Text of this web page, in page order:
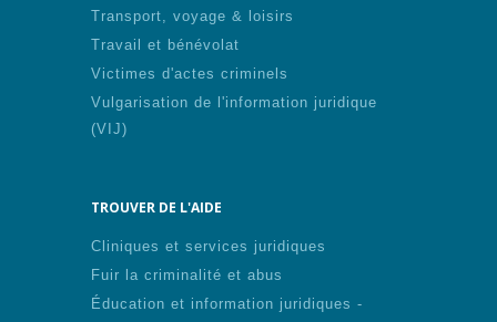
Transport, voyage & loisirs
Travail et bénévolat
Victimes d'actes criminels
Vulgarisation de l'information juridique
(VIJ)
TROUVER DE L'AIDE
Cliniques et services juridiques
Fuir la criminalité et abus
Éducation et information juridiques -